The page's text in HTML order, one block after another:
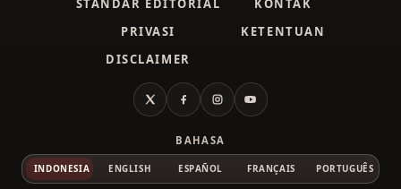
STANDAR EDITORIAL
KONTAK
PRIVASI
KETENTUAN
DISCLAIMER
X FacebookInstagramYouTube
BAHASA
INDONESIA ENGLISH ESPAÑOL FRANÇAIS PORTUGUÊS